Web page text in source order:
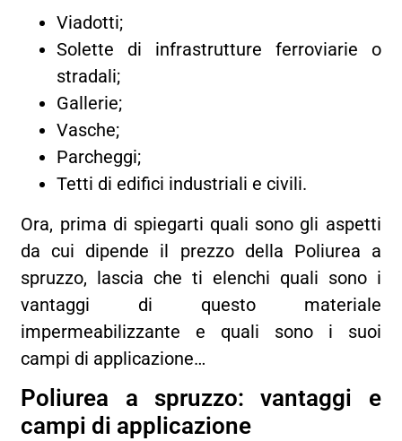
Viadotti;
Solette di infrastrutture ferroviarie o
stradali;
Gallerie;
Vasche;
Parcheggi;
Tetti di edifici industriali e civili.
Ora, prima di spiegarti quali sono gli aspetti
da cui dipende il prezzo della Poliurea a
spruzzo, lascia che ti elenchi quali sono i
vantaggi di questo materiale
impermeabilizzante e quali sono i suoi
campi di applicazione…
Poliurea a spruzzo: vantaggi e
campi di applicazione